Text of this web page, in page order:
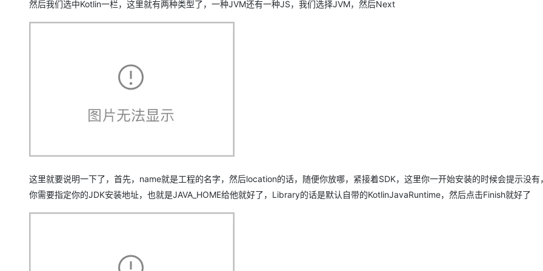
然后我们选中Kotlin一栏，这里就有两种类型了，一种JVM还有一种JS，我们选择JVM，然后Next
这里就要说明一下了，首先，name就是工程的名字，然后location的话，随便你放哪，紧接着SDK，这里你一开始安装的时候会提示没有
你需要指定你的JDK安装地址，也就是JAVA_HOME给他就好了，Library的话是默认自带的KotlinJavaRuntime，然后点击Finish就好了